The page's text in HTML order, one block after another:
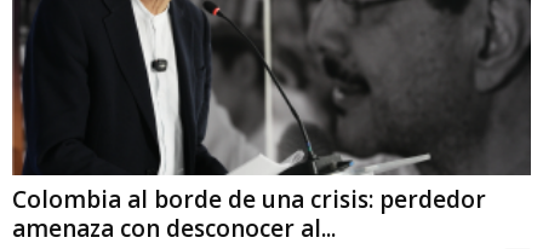
Colombia al borde de una crisis: perdedor
amenaza con desconocer al...